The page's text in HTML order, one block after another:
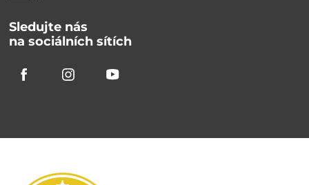
Sledujte nás
na sociálních sítích